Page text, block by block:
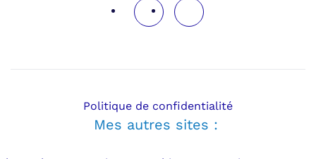
Politique de confidentialité
Mes autres sites :